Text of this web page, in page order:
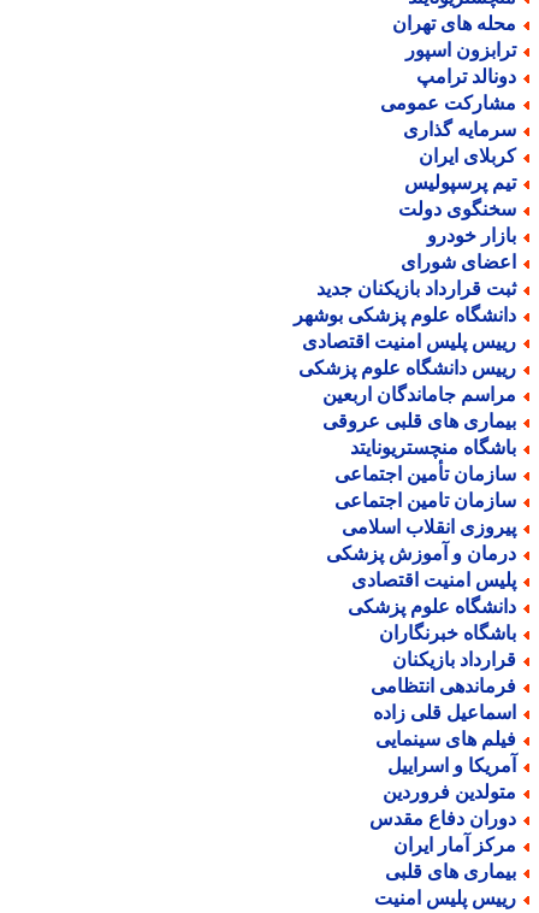
های تهران
اسپور
ترامپ
عمومی
گذاری
ایران
پرسپولیس
دولت
خودرو
شورای
قرارداد بازیکنان جدید
علوم پزشکی بوشهر
پلیس امنیت اقتصادی
دانشگاه علوم پزشکی
جاماندگان اربعین
های قلبی عروقی
منچستریونایتد
تأمین اجتماعی
تامین اجتماعی
انقلاب اسلامی
و آموزش پزشکی
امنیت اقتصادی
علوم پزشکی
خبرنگاران
بازیکنان
انتظامی
قلی زاده
های سینمایی
و اسراییل
فروردین
دفاع مقدس
آمار ایران
های قلبی
پلیس امنیت